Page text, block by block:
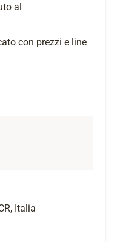
al
con prezzi e line
Italia